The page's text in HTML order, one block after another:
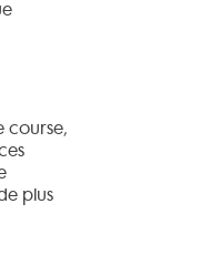
course,
plus